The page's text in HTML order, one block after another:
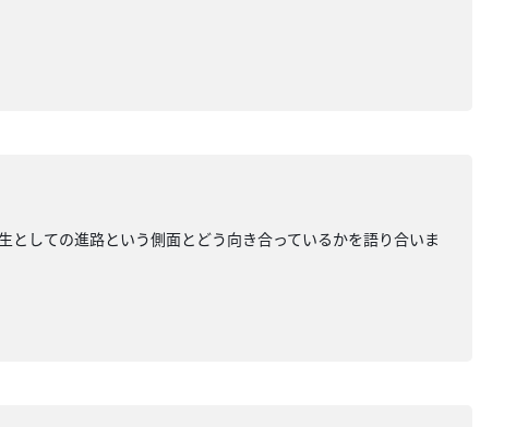
しての進路という側面とどう向き合っているかを語り合いま